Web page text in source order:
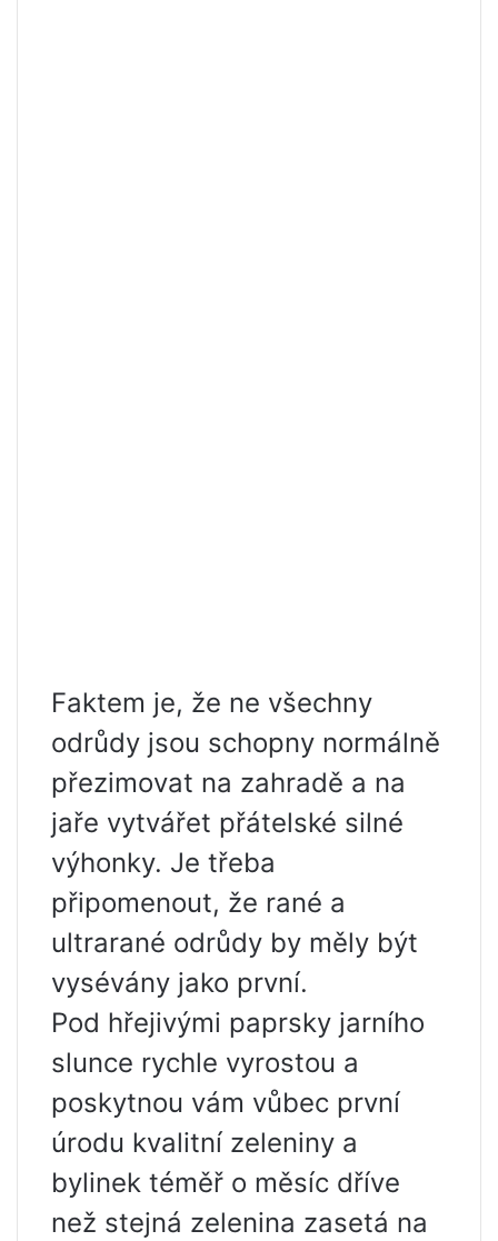
Faktem je, že ne všechny
odrůdy jsou schopny normálně
přezimovat na zahradě a na
jaře vytvářet přátelské silné
výhonky. Je třeba
připomenout, že rané a
ultrarané odrůdy by měly být
vysévány jako první.
Pod hřejivými paprsky jarního
slunce rychle vyrostou a
poskytnou vám vůbec první
úrodu kvalitní zeleniny a
bylinek téměř o měsíc dříve
než stejná zelenina zasetá na